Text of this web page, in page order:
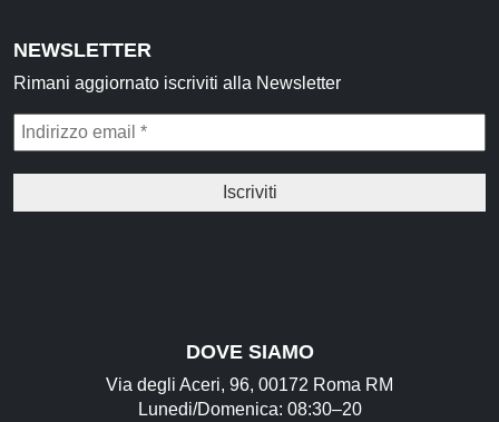
NEWSLETTER
Rimani aggiornato iscriviti alla Newsletter
DOVE SIAMO
Via degli Aceri, 96, 00172 Roma RM
Lunedi/Domenica: 08:30–20